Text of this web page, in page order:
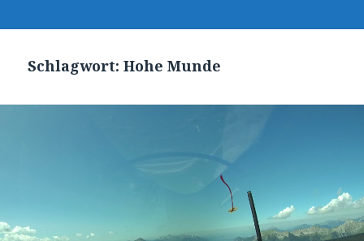
Schlagwort:Hohe Munde